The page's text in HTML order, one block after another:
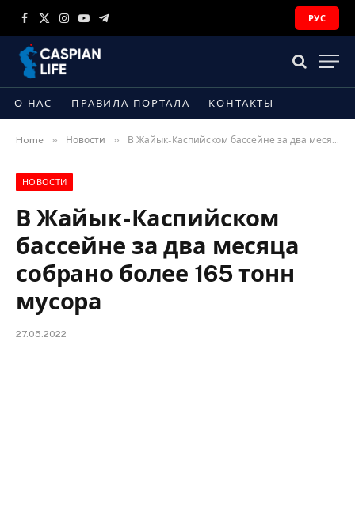
Facebook
X
Instagram
YouTubeTelegram
РУС
О НАС ПРАВИЛА ПОРТАЛА КОНТАКТЫ
Home » Новости » В Жайык-Каспийском бассейне за два месяца собрано более 165 тонн мусора
НОВОСТИ
В Жайык-Каспийском
бассейне за два месяца
собрано более 165 тонн
мусора
27.05.2022